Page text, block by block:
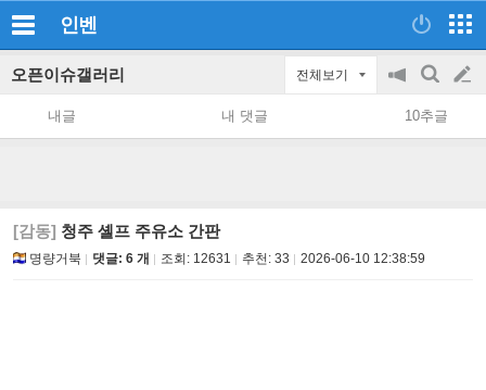
인벤
오픈이슈갤러리 전체보기
공
지
on/off
검
색
글
쓰
내글 내 댓글 10추글
[감동] 청주 셸프 주유소 간판
명량거북 댓글: 6 개 조회: 12631 추천: 33 2026-06-10 12:38:59